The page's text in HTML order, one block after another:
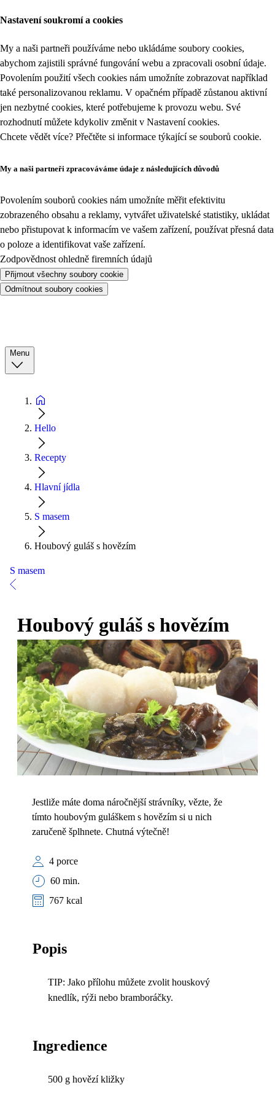
Nastavení soukromí a cookies
My a naši partneři používáme nebo ukládáme soubory cookies,
abychom zajistili správné fungování webu a zpracovali osobní údaje.
Povolením použití všech cookies nám umožníte zobrazovat například
také personalizovanou reklamu. V opačném případě zůstanou aktivní
jen nezbytné cookies, které potřebujeme k provozu webu. Své
rozhodnutí můžete kdykoliv změnit v Nastavení cookies.
Chcete vědět více? Přečtěte si informace týkající se souborů cookie.
My a naši partneři zpracováváme údaje z následujících důvodů
Povolením souborů cookies nám umožníte měřit efektivitu
zobrazeného obsahu a reklamy, vytvářet uživatelské statistiky, ukládat
nebo přistupovat k informacím ve vašem zařízení, používat přesná data
o poloze a identifikovat vaše zařízení.
Zodpovědnost ohledně firemních údajů
Přijmout všechny soubory cookie
Odmítnout soubory cookies
Menu
Hello
Recepty
Hlavní jídla
S masem
Houbový guláš s hovězím
S masem
Houbový guláš s hovězím
Jestliže máte doma náročnější strávníky, vězte, že
tímto houbovým guláškem s hovězím si u nich
zaručeně šplhnete. Chutná výtečně!
4 porce
60 min.
767 kcal
Popis
TIP: Jako přílohu můžete zvolit houskový
knedlík, rýži nebo bramboráčky.
Ingredience
500 g hovězí kližky